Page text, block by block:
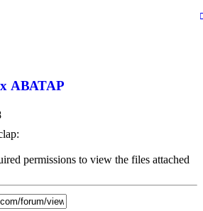
АВАТАР
permissions to view the files attached